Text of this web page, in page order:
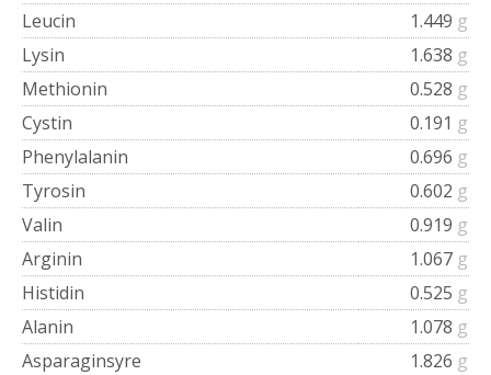
Leucin
1.449 g
Lysin
1.638 g
Methionin
0.528 g
Cystin
0.191 g
Phenylalanin
0.696 g
Tyrosin
0.602 g
Valin
0.919 g
Arginin
1.067 g
Histidin
0.525 g
Alanin
1.078 g
Asparaginsyre
1.826 g